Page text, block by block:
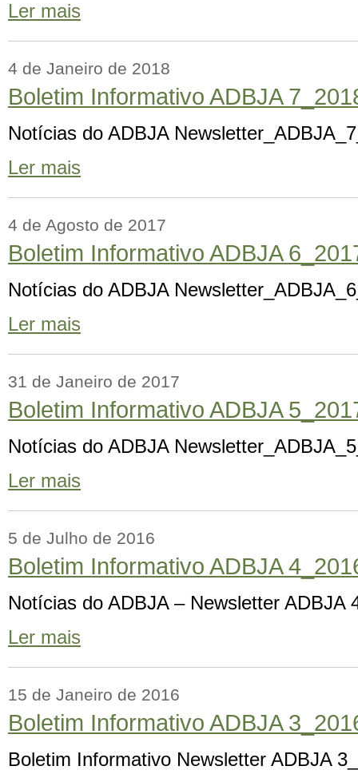
Ler mais
4 de Janeiro de 2018
Boletim Informativo ADBJA
Notícias do ADBJA
Ler mais
4 de Agosto de 2017
Boletim Informativo ADBJA
Notícias do ADBJA
Ler mais
31 de Janeiro de 2017
Boletim Informativo ADBJA
Notícias do ADBJA
Ler mais
5 de Julho de 2016
Boletim Informativo ADBJA
Notícias do ADBJA – Newsletter ADBJA
Ler mais
15 de Janeiro de 2016
Boletim Informativo ADBJA
Boletim Informativo Newsletter ADBJA